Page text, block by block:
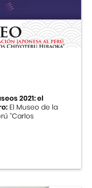
2021: el
El Museo de la
“Carlos